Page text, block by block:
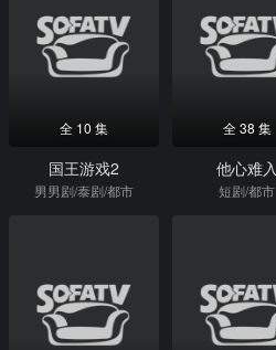
全 10 集
国王游戏2
男男剧/泰剧/都市
全 38 集
他心难入
短剧/都市